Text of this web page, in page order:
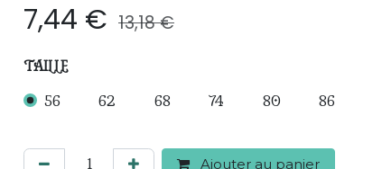
7,44 € 13,18€
TAILLE
56 62 68 74 80 86
Ajouter au panier